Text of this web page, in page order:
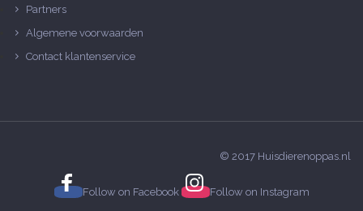
Partners
Algemene voorwaarden
Contact klantenservice
© 2017 Huisdierenoppas.nl
Follow on Facebook Follow on Instagram